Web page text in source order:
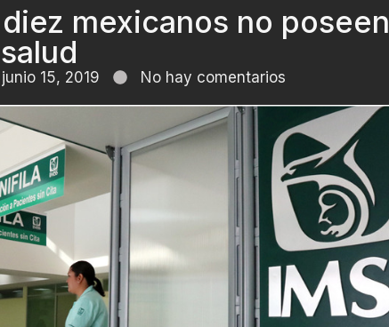
mexicanos no poseen
junio 15, 2019 No hay comentarios